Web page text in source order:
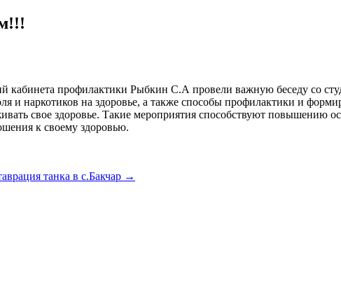
профилактики Рыбкин С.А провели важную беседу со
и наркотиков на здоровье, а также способы профилактики и
свое здоровье. Такие мероприятия способствуют повышению
к своему здоровью.
танка в с.Бакчар →